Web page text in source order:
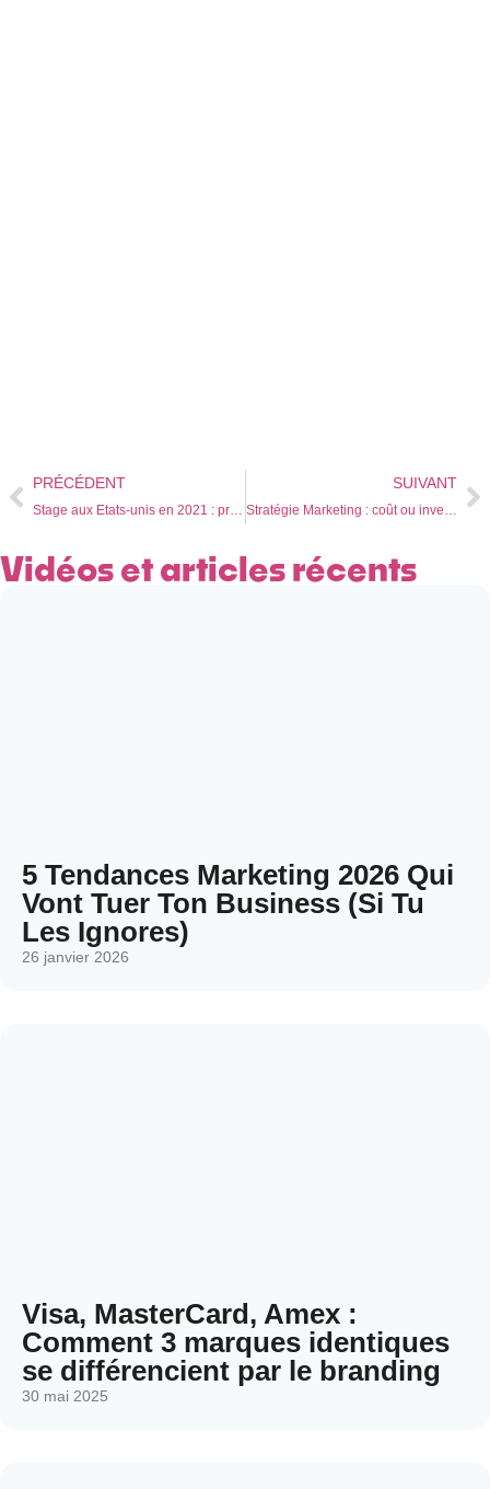
PRÉCÉDENT SUIVANT
Vidéos et articles récents
5 Tendances Marketing 2026 Qui
Vont Tuer Ton Business (Si Tu
Les Ignores)
26 janvier 2026
Visa, MasterCard, Amex :
Comment 3 marques identiques
se différencient par le branding
30 mai 2025